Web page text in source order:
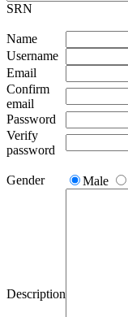
SRN
Name
Username
Email
Confirm
email
Password
Verify
password
Gender
Male
Description